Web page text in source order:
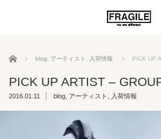
ホーム blog アーティスト 入荷情報 PICK UP
PICK UP ARTIST –
2016.01.11 blog アーティスト 入荷情報